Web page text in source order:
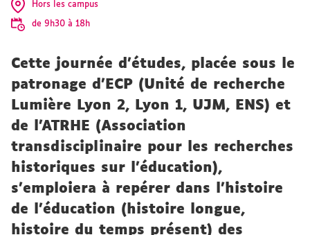
Hors les campus
de 9h30 à 18h
Cette journée d’études, placée sous le
patronage d’ECP (Unité de recherche
Lumière Lyon 2, Lyon 1, UJM, ENS) et
de l’ATRHE (Association
transdisciplinaire pour les recherches
historiques sur l’éducation),
s’emploiera à repérer dans l’histoire
de l’éducation (histoire longue,
histoire du temps présent) des